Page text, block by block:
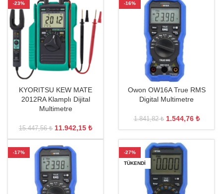
-23%
KYORITSU KEW MATE
2012RA Klamplı Dijital
Multimetre
15.447,56₺ 11.942,15 ₺
-16%
Owon OW16A True RMS
Digital Multimetre
1.841,82₺ 1.544,76 ₺
-17%
-27%
TÜKENDI